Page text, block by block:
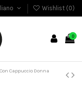
Wishlist (0)
0
Cappuccio Donna